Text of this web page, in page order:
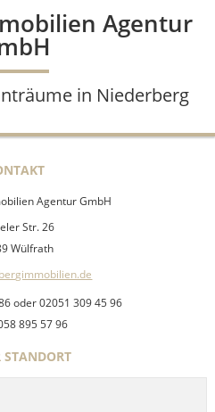
Agentur
in Niederberg
Agentur GmbH
Str. 26
Wülfrath
oder 02051 309 45 96
895 57 96
STANDORT